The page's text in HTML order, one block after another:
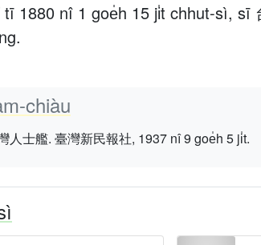
tī 1880 nî 1 goe̍h 15 ji̍t chhut-sì, sī
chiàu
人士艦. 臺灣新民報社, 1937 nî 9 goe̍h 5 ji̍t.